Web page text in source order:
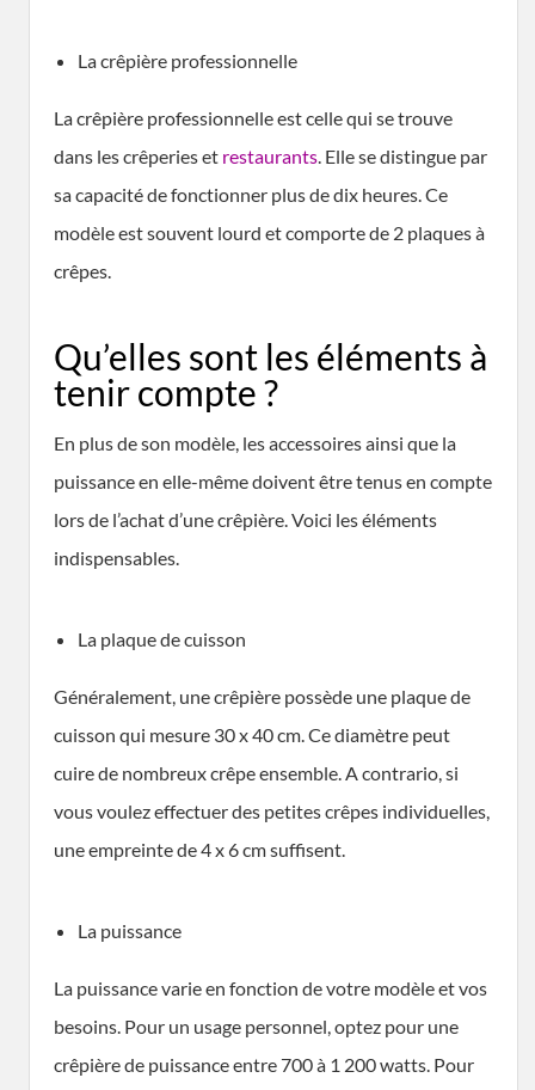
La crêpière professionnelle
La crêpière professionnelle est celle qui se trouve
dans les crêperies et restaurants. Elle se distingue par
sa capacité de fonctionner plus de dix heures. Ce
modèle est souvent lourd et comporte de 2 plaques à
crêpes.
Qu’elles sont les éléments à
tenir compte ?
En plus de son modèle, les accessoires ainsi que la
puissance en elle-même doivent être tenus en compte
lors de l’achat d’une crêpière. Voici les éléments
indispensables.
La plaque de cuisson
Généralement, une crêpière possède une plaque de
cuisson qui mesure 30 x 40 cm. Ce diamètre peut
cuire de nombreux crêpe ensemble. A contrario, si
vous voulez effectuer des petites crêpes individuelles,
une empreinte de 4 x 6 cm suffisent.
La puissance
La puissance varie en fonction de votre modèle et vos
besoins. Pour un usage personnel, optez pour une
crêpière de puissance entre 700 à 1 200 watts. Pour